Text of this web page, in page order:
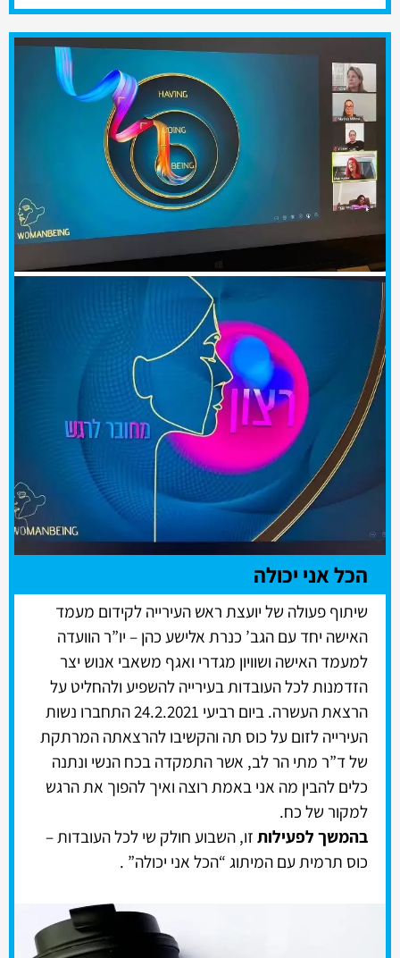
הכל אני יכולה
שיתוף פעולה של יועצת ראש העירייה לקידום מעמד
האישה יחד עם הגב’ כנרת אלישע כהן – יו”ר הוועדה
למעמד האישה ושוויון מגדרי ואגף משאבי אנוש יצר
הזדמנות לכל העובדות בעירייה להשפיע ולהחליט על
הרצאת העשרה. ביום רביעי 24.2.2021 התחברו נשות
העירייה לזום על כוס תה והקשיבו להרצאתה המרתקת
של ד”ר מתי הר לב, אשר התמקדה בכח הנשי ונתנה
כלים להבין מה אני באמת רוצה ואיך להפוך את הרגש
למקור של כח.
בהמשך לפעילותזו, השבוע חולק שי לכל העובדות –
כוס תרמית עם המיתוג “הכל אני יכולה” .